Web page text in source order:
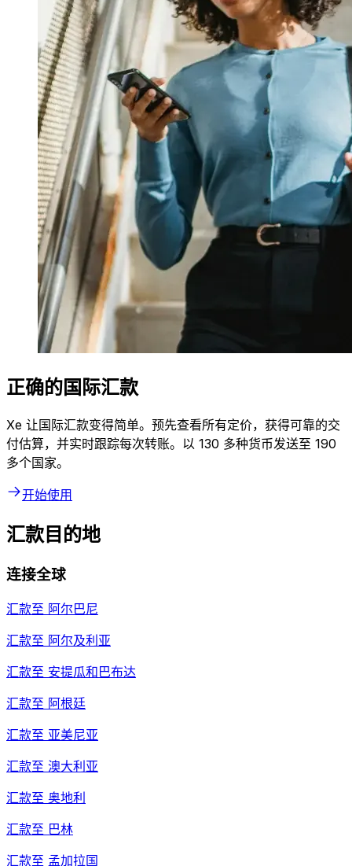
正确的国际汇款
Xe 让国际汇款变得简单。预先查看所有定价，获得可靠的交
付估算，并实时跟踪每次转账。以 130 多种货币发送至 190
多个国家。
开始使用
汇款目的地
连接全球
汇款至 阿尔巴尼
汇款至 阿尔及利亚
汇款至 安提瓜和巴布达
汇款至 阿根廷
汇款至 亚美尼亚
汇款至 澳大利亚
汇款至 奥地利
汇款至 巴林
汇款至 孟加拉国